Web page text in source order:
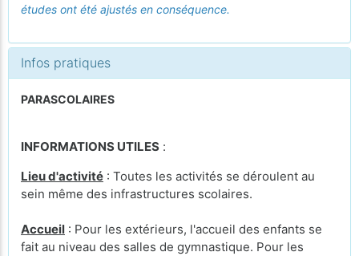
études ont été ajustés en conséquence.
Infos pratiques
PARASCOLAIRES
INFORMATIONS UTILES :
Lieu d'activité : Toutes les activités se déroulent au
sein même des infrastructures scolaires.
Accueil : Pour les extérieurs, l'accueil des enfants se
fait au niveau des salles de gymnastique. Pour les